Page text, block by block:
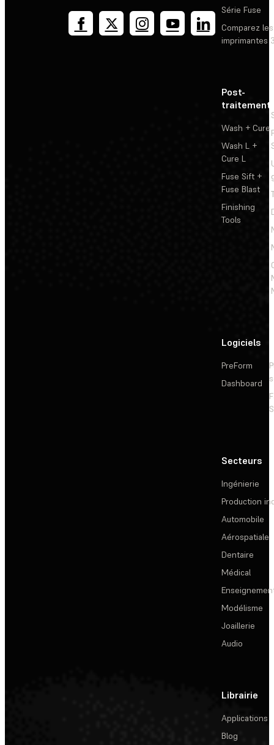
Série Fuse
Comparez les
imprimantes
Post-
traitement
Wash + Cure
Wash L +
Cure L
Fuse Sift +
Fuse Blast
Finishing
Tools
Logiciels
PreForm
Dashboard
Secteurs
Ingénierie
Production
Automobile
Aérospatiale
Dentaire
Médical
Modélisme
Joaillerie
Audio
Librairie
Applications
Blog